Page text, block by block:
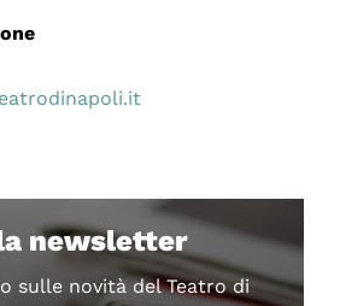
newsletter
sulle novità del Teatro di